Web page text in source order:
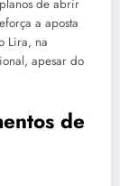
de abrir
a aposta
Lira, na
apesar do
de